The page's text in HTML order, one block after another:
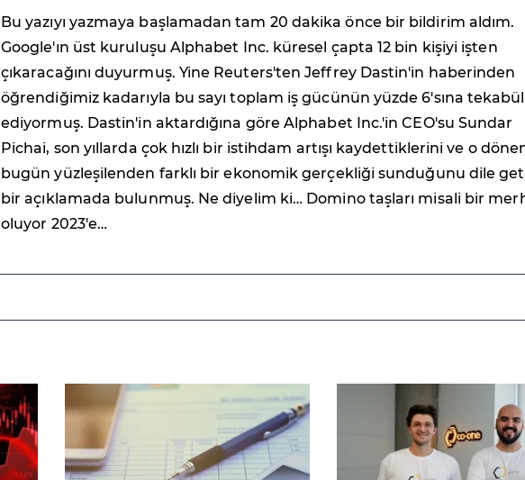
Bu yazıyı yazmaya başlamadan tam 20 dakika önce bir bildirim aldım.
Google'ın üst kuruluşu Alphabet Inc. küresel çapta 12 bin kişiyi işten
çıkaracağını duyurmuş. Yine Reuters'ten Jeffrey Dastin'in haberinden
öğrendiğimiz kadarıyla bu sayı toplam iş gücünün yüzde 6'sına tekabül
ediyormuş. Dastin'in aktardığına göre Alphabet Inc.'in CEO'su Sundar
Pichai, son yıllarda çok hızlı bir istihdam artışı kaydettiklerini ve o
bugün yüzleşilenden farklı bir ekonomik gerçekliği sunduğunu dile
bir açıklamada bulunmuş. Ne diyelim ki… Domino taşları misali bir
oluyor 2023'e…